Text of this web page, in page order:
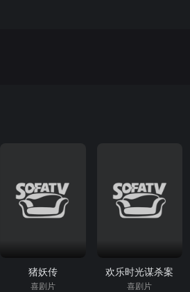
猪妖传
喜剧片
欢乐时光谋杀案
喜剧片